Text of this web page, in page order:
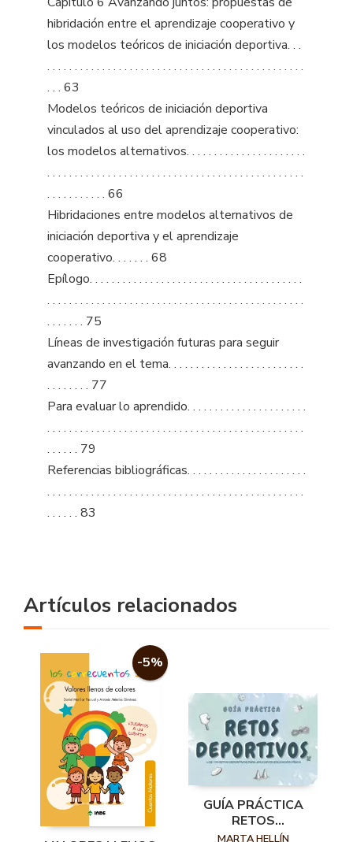
hibridación entre el aprendizaje cooperativo y
los modelos teóricos de iniciación deportiva. . .
. . . . . . . . . . . . . . . . . . . . . . . . . . . . . . . . . . . . . . . . . . . . . . .
. . . 63
Modelos teóricos de iniciación deportiva
vinculados al uso del aprendizaje cooperativo:
los modelos alternativos. . . . . . . . . . . . . . . . . . . . . .
. . . . . . . . . . . . . . . . . . . . . . . . . . . . . . . . . . . . . . . . . . . . . . .
. . . . . . . . . . . 66
Hibridaciones entre modelos alternativos de
iniciación deportiva y el aprendizaje
cooperativo. . . . . . . 68
Epílogo. . . . . . . . . . . . . . . . . . . . . . . . . . . . . . . . . . . . . . .
. . . . . . . . . . . . . . . . . . . . . . . . . . . . . . . . . . . . . . . . . . . . . . .
. . . . . . . 75
Líneas de investigación futuras para seguir
avanzando en el tema. . . . . . . . . . . . . . . . . . . . . . . . .
. . . . . . . . 77
Para evaluar lo aprendido. . . . . . . . . . . . . . . . . . . . . .
. . . . . . . . . . . . . . . . . . . . . . . . . . . . . . . . . . . . . . . . . . . . . . .
. . . . . . 79
Referencias bibliográficas. . . . . . . . . . . . . . . . . . . . . .
. . . . . . . . . . . . . . . . . . . . . . . . . . . . . . . . . . . . . . . . . . . . . . .
. . . . . . 83
Artículos relacionados
-5%
GUÍA PRÁCTICA
RETOS
DEPORTIVOS
MARTA HELLÍN